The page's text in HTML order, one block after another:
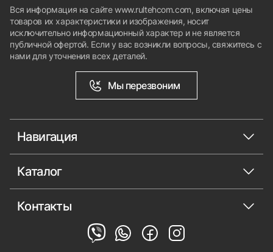
Вся информация на сайте www.rultehcom.com, включая цены
товаров их характеристики и изображения, носит
исключительно информационный характер и не является
публичной офертой. Если у вас возникли вопросы, свяжитесь с
нами для уточнения всех деталей.
Мы перезвоним
Навигация
Каталог
Контакты